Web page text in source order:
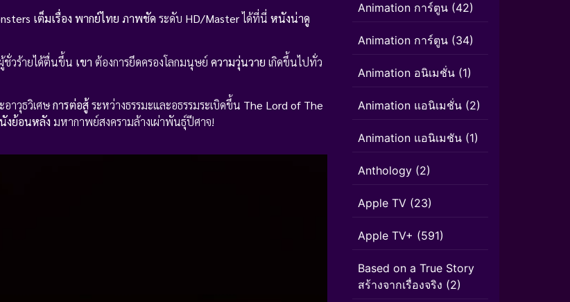
เต็มเรื่อง พากย์ไทย ภาพชัด ระดับ HD/Masterได้ที่นี่ หนังน่าดู
ชั่วร้ายได้ตื่นขึ้น เขา ต้องการยึดครองโลกมนุษย์ ความวุ่นวาย เกิดขึ้นไปทั่ว
าวุธวิเศษการต่อสู้ระหว่างธรรมะและอธรรมระเบิดขึ้น The Lord of The
งย้อนหลัง มหากาพย์สงครามล้างเผ่าพันธุ์ปีศาจ!
Animation การ์ตูน (42)
Animation การ์ตูน (34)
Animation อนิเมชั่น (1)
Animation แอนิเมชั่น (2)
Animation แอนิเมชัน (1)
Anthology (2)
Apple TV (23)
Apple TV+ (591)
Based on a True Story
สร้างจากเรื่องจริง (2)